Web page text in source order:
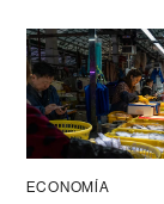
ECONOMÍA